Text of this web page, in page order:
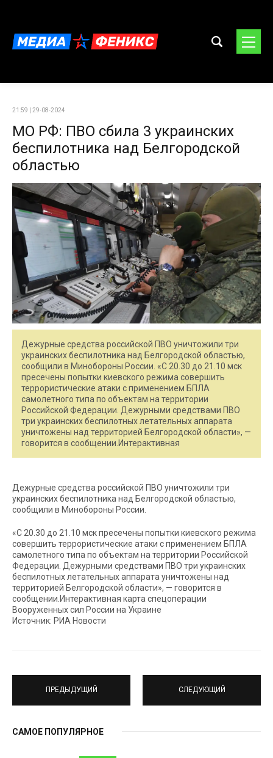
21:59 | 29-08-2024
МО РФ: ПВО сбила 3 украинских
беспилотника над Белгородской
областью
Дежурные средства российской ПВО уничтожили три
украинских беспилотника над Белгородской областью,
сообщили в Минобороны России. «С 20.30 до 21.10 мск
пресечены попытки киевского режима совершить
террористические атаки c применением БПЛА
самолетного типа по объектам на территории
Российской Федерации. Дежурными средствами ПВО
три украинских беспилотных летательных аппарата
уничтожены над территорией Белгородской области», —
говорится в сообщении.Интерактивная
Дежурные средства российской ПВО уничтожили три
украинских беспилотника над Белгородской областью,
сообщили в Минобороны России.
«С 20.30 до 21.10 мск пресечены попытки киевского режима
совершить террористические атаки c применением БПЛА
самолетного типа по объектам на территории Российской
Федерации. Дежурными средствами ПВО три украинских
беспилотных летательных аппарата уничтожены над
территорией Белгородской области», — говорится в
сообщении.Интерактивная карта спецоперации
Вооруженных сил России на Украине
Источник: РИА Новости
ПРЕДЫДУЩИЙ СЛЕДУЮЩИЙ
САМОЕ ПОПУЛЯРНОЕ